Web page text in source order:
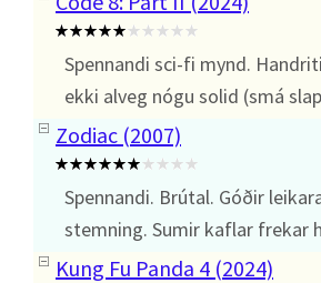
Spennandi sci-fi mynd.
ekki alveg nógu solid (smá
Zodiac (2007)
Spennandi. Brútal. Góðir
stemning. Sumir kaflar frekar
Kung Fu Panda 4 (2024)